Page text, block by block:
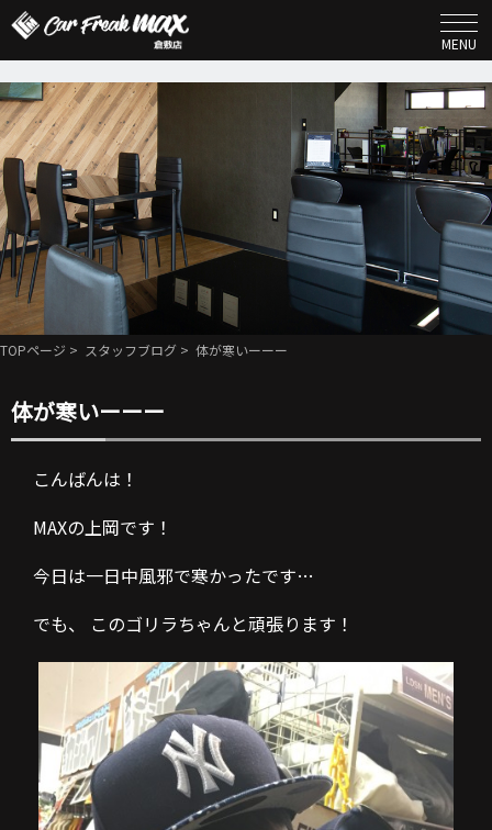
MENU
TOPページ > スタッフブログ > 体が寒いーーー
体が寒いーーー
こんばんは！
MAXの上岡です！
今日は一日中風邪で寒かったです…
でも、 このゴリラちゃんと頑張ります！